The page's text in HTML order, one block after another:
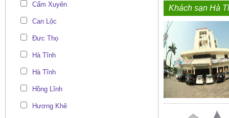
Cẩm Xuyên
Can Lộc
Đưc Thọ
Hà Tĩnh
Hà Tĩnh
Hồng Lĩnh
Hương Khê
Khách sạn Hà